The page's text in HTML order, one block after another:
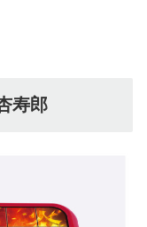
寿郎